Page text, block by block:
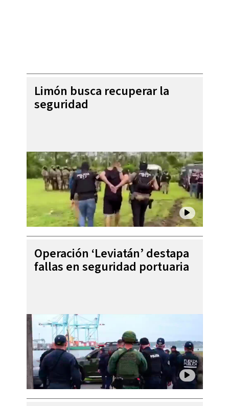
Limón busca recuperar la
seguridad
Operación ‘Leviatán’ destapa
fallas en seguridad portuaria